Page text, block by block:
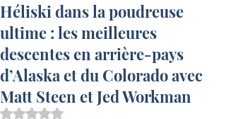
Héliski dans la poudreuse
ultime : les meilleures
descentes en arrière-pays
d’Alaska et du Colorado avec
Matt Steen et Jed Workman
Noté NaN étoiles sur 5.